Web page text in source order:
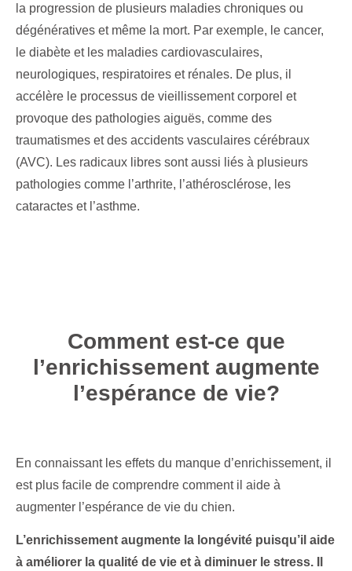
la progression de plusieurs maladies chroniques ou
dégénératives et même la mort. Par exemple, le cancer,
le diabète et les maladies cardiovasculaires,
neurologiques, respiratoires et rénales. De plus, il
accélère le processus de vieillissement corporel et
provoque des pathologies aiguës, comme des
traumatismes et des accidents vasculaires cérébraux
(AVC). Les radicaux libres sont aussi liés à plusieurs
pathologies comme l’arthrite, l’athérosclérose, les
cataractes et l’asthme.
Comment est-ce que
l’enrichissement augmente
l’espérance de vie?
En connaissant les effets du manque d’enrichissement, il
est plus facile de comprendre comment il aide à
augmenter l’espérance de vie du chien.
L’enrichissement augmente la longévité puisqu’il aide
à améliorer la qualité de vie et à diminuer le stress. Il